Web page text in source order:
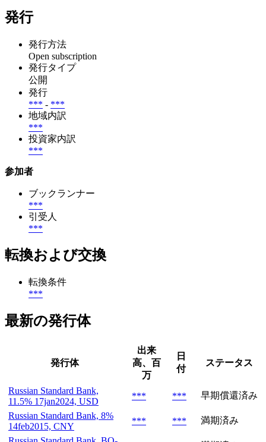
発行
発行方法
Open subscription
発行タイプ
公開
発行
*** - ***
地域内訳
***
投資家内訳
***
参加者
ブックランナー
***
引受人
***
転換および交換
転換条件
***
最新の発行体
発行体
出来
高、百
万
日
付
ステータス
Russian Standard Bank,
11.5% 17jan2024, USD
*** ***
早期償還済み
Russian Standard Bank, 8%
14feb2015, CNY
*** ***
満期済み